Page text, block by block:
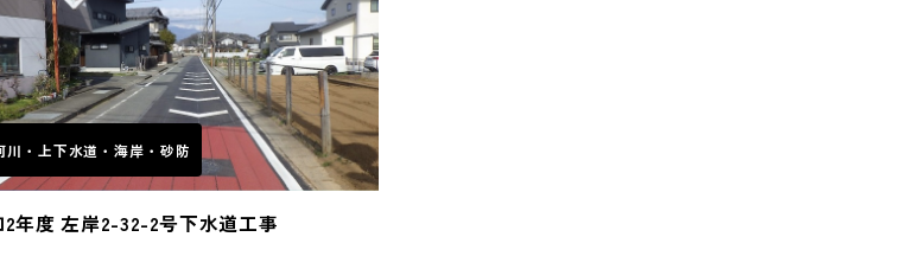
川・上下水道・海岸・砂防
2年度 左岸2-32-2号下水道工事